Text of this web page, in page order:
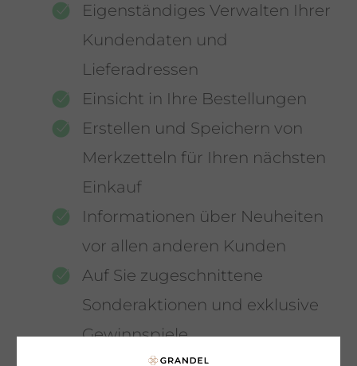
Eigenständiges Verwalten Ihrer
Kundendaten und
Lieferadressen
Einsicht in Ihre Bestellungen
Erstellen und Speichern von
Merkzetteln für Ihren nächsten
Einkauf
Informationen über Neuheiten
vor allen anderen Kunden
Auf Sie zugeschnittene
Sonderaktionen und exklusive
Gewinnspiele